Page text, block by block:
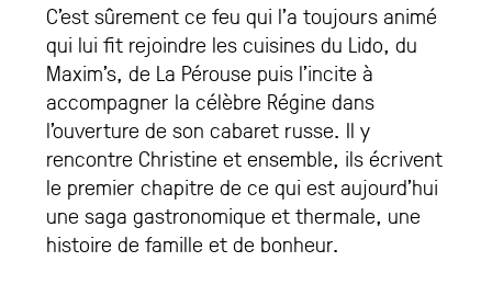
C’est sûrement ce feu qui l’a toujours animé
qui lui fit rejoindre les cuisines du Lido, du
Maxim’s, de La Pérouse puis l’incite à
accompagner la célèbre Régine dans
l’ouverture de son cabaret russe. Il y
rencontre Christine et ensemble, ils écrivent
le premier chapitre de ce qui est aujourd’hui
une saga gastronomique et thermale, une
histoire de famille et de bonheur.